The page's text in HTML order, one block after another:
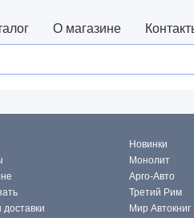
О магазине
Новинки
Монолит
Арго-Авто
Третий Рим
Мир Автокниг